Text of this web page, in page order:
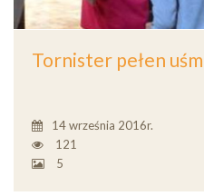
Tornister pełen
14 września 2016r.
121
5